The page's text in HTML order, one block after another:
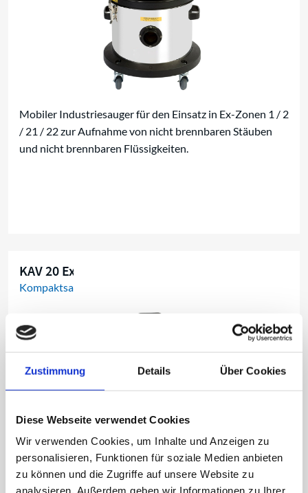
Zustimmung Details Über Cookies
Diese Webseite verwendet Cookies
Wir verwenden Cookies, um Inhalte und Anzeigen zu
personalisieren, Funktionen für soziale Medien anbieten
zu können und die Zugriffe auf unsere Website zu
analysieren. Außerdem geben wir Informationen zu Ihrer
Mobiler Industriesauger für den Einsatz in Ex-Zonen 1 / 2
/ 21 / 22 zur Aufnahme von nicht brennbaren Stäuben
und nicht brennbaren Flüssigkeiten.
KAV 20 Ex H
Kompaktsauger
Mobiler Industriesauger für die Gas- und Staub-Ex-